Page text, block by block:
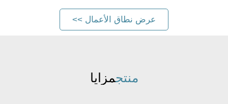
عرض نطاق الأعمال >>
منتجمزايا